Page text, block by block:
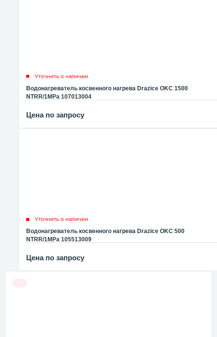
Уточнить о наличии
Водонагреватель косвенного нагрева Drazice OKC 1500
NTRR/1MPa 107013004
Цена по запросу
Уточнить о наличии
Водонагреватель косвенного нагрева Drazice OKC 500
NTRR/1MPa 105513009
Цена по запросу